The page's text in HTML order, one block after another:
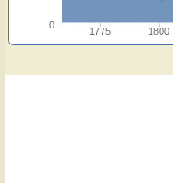
1775 1800
0